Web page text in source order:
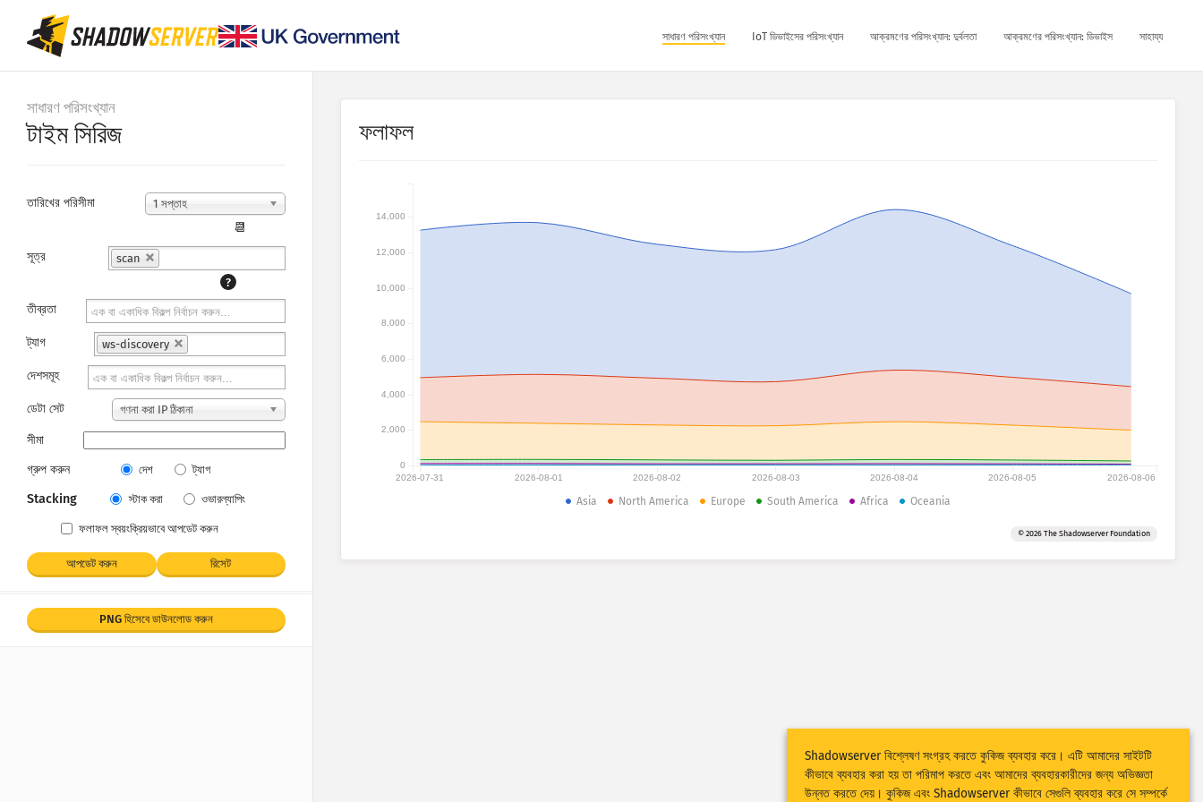
সাধারণ পরিসংখ্যান IoT ডিভাইসের পরিসংখ্যান আক্রমণের পরিসংখ্যান: দুর্বলতা আক্রমণের পরিসংখ্যান: ডিভাইস সাহায্য
সাধারণ পরিসংখ্যান
টাইম সিরিজ
তারিখের পরিসীমা 1 সপ্তাহ
📆
সূত্র
scan
?
তীব্রতা
ট্যাগ ws-discovery
দেশসমূহ
ডেটা সেট গণনা করা IP ঠিকানা
সীমা
গ্রুপ করুন
দেশ ট্যাগ
Stacking স্টাক করা ওভারল্যাপিং
ফলাফল স্বয়ংক্রিয়ভাবে আপডেট করুন
আপডেট করুন রিসেট
PNG হিসেবে ডাউনলোড করুন
ফলাফল
2026-07-31 2026-08-01 2026-08-02 2026-08-03 2026-08-04 2026-08-05 2026-08-06
0
2,000
4,000
6,000
8,000
10,000
12,000
14,000
Asia North America Europe South America Africa Oceania
© 2026 The Shadowserver Foundation
Shadowserver বিশ্লেষণ সংগ্রহ করতে কুকিজ ব্যবহার করে। এটি আমাদের সাইটটি
কীভাবে ব্যবহার করা হয় তা পরিমাপ করতে এবং আমাদের ব্যবহারকারীদের জন্য অভিজ্ঞতা
উন্নত করতে দেয়। কুকিজ এবং Shadowserver কীভাবে সেগুলি ব্যবহার করে সে সম্পর্কে